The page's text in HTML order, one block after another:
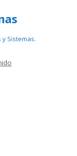
Sistemas.